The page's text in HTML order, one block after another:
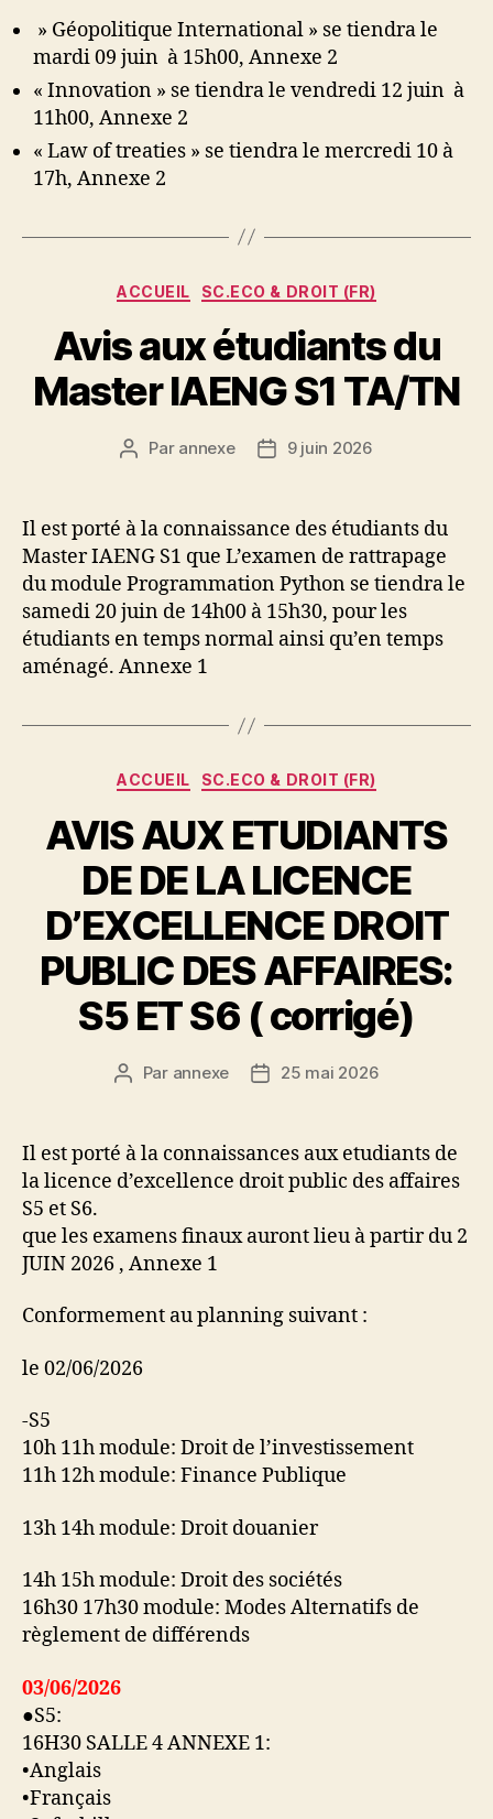
» Géopolitique International » se tiendra le
mardi 09 juin à 15h00, Annexe 2
« Innovation » se tiendra le vendredi 12 juin à
11h00, Annexe 2
« Law of treaties » se tiendra le mercredi 10 à
17h, Annexe 2
Catégories
ACCUEIL SC.ECO & DROIT (FR)
Avis aux étudiants du
Master IAENG S1 TA/TN
Auteur
Par annexe
Date9 juin 2026
Il est porté à la connaissance des étudiants du
Master IAENG S1 que L’examen de rattrapage
du module Programmation Python se tiendra le
samedi 20 juin de 14h00 à 15h30, pour les
étudiants en temps normal ainsi qu’en temps
aménagé. Annexe 1
Catégories
ACCUEIL SC.ECO & DROIT (FR)
AVIS AUX ETUDIANTS
DE DE LA LICENCE
D’EXCELLENCE DROIT
PUBLIC DES AFFAIRES:
S5 ET S6 ( corrigé)
Auteur
Par annexe
Date25 mai 2026
Il est porté à la connaissances aux etudiants de
la licence d’excellence droit public des affaires
S5 et S6.
que les examens finaux auront lieu à partir du 2
JUIN 2026 , Annexe 1
Conformement au planning suivant :
le 02/06/2026
-S5
10h 11h module: Droit de l’investissement
11h 12h module: Finance Publique
13h 14h module: Droit douanier
14h 15h module: Droit des sociétés
16h30 17h30 module: Modes Alternatifs de
règlement de différends
03/06/2026
●S5:
16H30 SALLE 4 ANNEXE 1:
•Anglais
•Français